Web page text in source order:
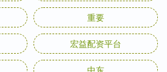
重要
宏益配资平台